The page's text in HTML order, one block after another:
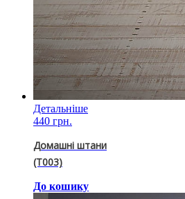
Детальніше
440 грн.
Домашні штани
(T003)
До кошику